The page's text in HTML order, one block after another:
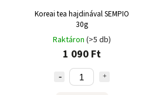
Koreai tea hajdinával SEMPIO
30g
Raktáron (>5 db)
1 090 Ft